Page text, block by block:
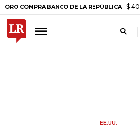
BANCO DE LA REPÚBLICA $ 408.498,97
EE.UU.